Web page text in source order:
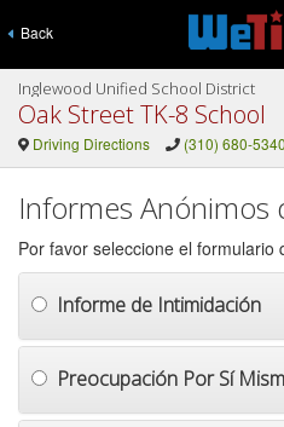
Back
Inglewood Unified School District
Oak Street TK-8 School
Driving Directions (310) 680-5340
Informes Anónimos
Por favor seleccione el
Informe de Intimidación
Preocupación Por Sí